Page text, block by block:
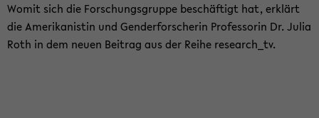
Womit sich die For­schungs­grup­pe be­schäf­tigt hat, er­klärt
die Ame­ri­ka­nis­tin und Gen­der­for­sche­rin Pro­fes­so­rin Dr. Julia
Roth in dem neuen Bei­trag aus der Reihe re­se­arch_tv.